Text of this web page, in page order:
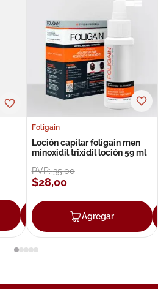
Agregar
Foligain
Loción capilar foligain men
minoxidil trixidil loción 59 ml
PVP:35,00
$28,00
Agregar